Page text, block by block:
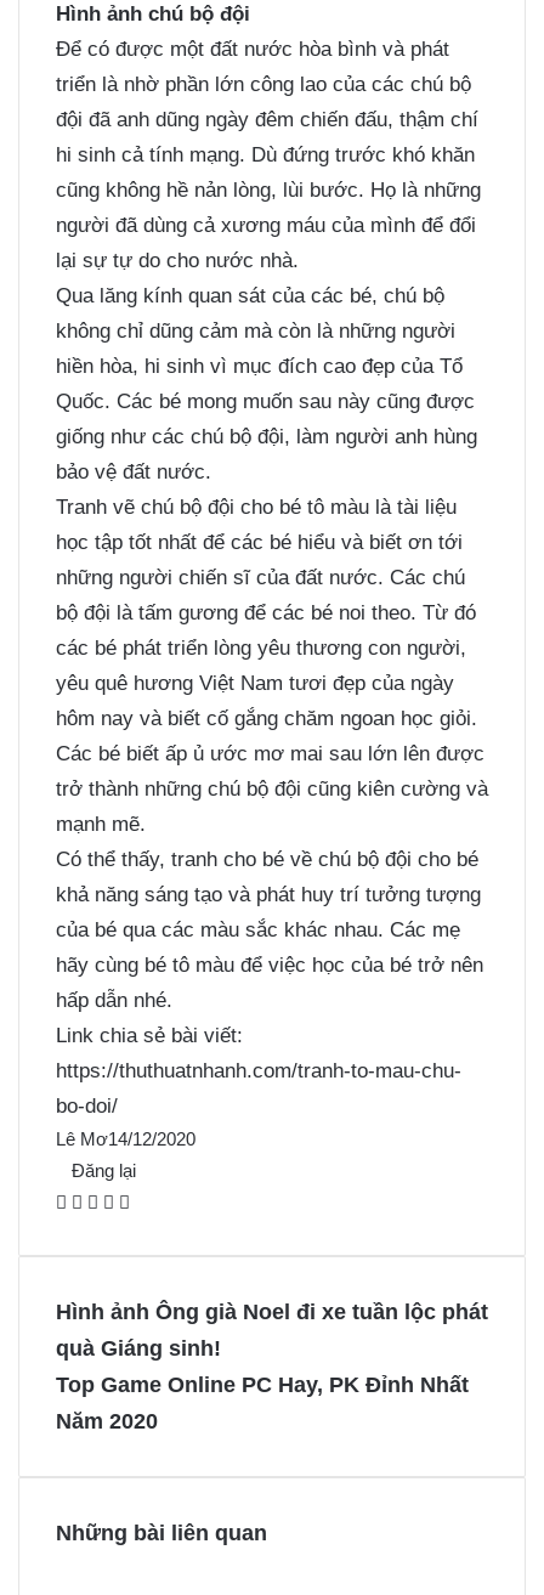
Hình ảnh chú bộ đội
Để có được một đất nước hòa bình và phát
triển là nhờ phần lớn công lao của các chú bộ
đội đã anh dũng ngày đêm chiến đấu, thậm chí
hi sinh cả tính mạng. Dù đứng trước khó khăn
cũng không hề nản lòng, lùi bước. Họ là những
người đã dùng cả xương máu của mình để đổi
lại sự tự do cho nước nhà.
Qua lăng kính quan sát của các bé, chú bộ
không chỉ dũng cảm mà còn là những người
hiền hòa, hi sinh vì mục đích cao đẹp của Tổ
Quốc. Các bé mong muốn sau này cũng được
giống như các chú bộ đội, làm người anh hùng
bảo vệ đất nước.
Tranh vẽ chú bộ đội cho bé tô màu là tài liệu
học tập tốt nhất để các bé hiểu và biết ơn tới
những người chiến sĩ của đất nước. Các chú
bộ đội là tấm gương để các bé noi theo. Từ đó
các bé phát triển lòng yêu thương con người,
yêu quê hương Việt Nam tươi đẹp của ngày
hôm nay và biết cố gắng chăm ngoan học giỏi.
Các bé biết ấp ủ ước mơ mai sau lớn lên được
trở thành những chú bộ đội cũng kiên cường và
mạnh mẽ.
Có thể thấy, tranh cho bé về chú bộ đội cho bé
khả năng sáng tạo và phát huy trí tưởng tượng
của bé qua các màu sắc khác nhau. Các mẹ
hãy cùng bé tô màu để việc học của bé trở nên
hấp dẫn nhé.
Link chia sẻ bài viết:
https://thuthuatnhanh.com/tranh-to-mau-chu-
bo-doi/
Lê Mơ14/12/2020
Đăng lại
F
o
o
k
X P
r
e
s
M
n
g
e
n
g
e
Hình ảnh Ông già Noel đi xe tuần lộc phát
quà Giáng sinh!
Top Game Online PC Hay, PK Đỉnh Nhất
Năm 2020
Những bài liên quan